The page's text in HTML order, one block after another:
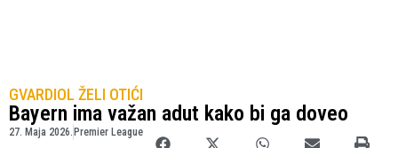
GVARDIOL ŽELI OTIĆI
Bayern ima važan adut kako bi ga doveo
27. Maja 2026. Premier League